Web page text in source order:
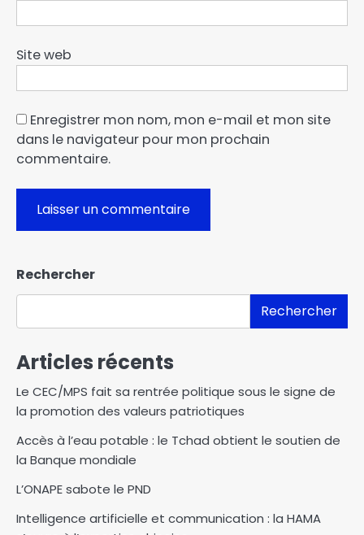
Site web
Enregistrer mon nom, mon e-mail et mon site
dans le navigateur pour mon prochain
commentaire.
Rechercher
Rechercher
Articles récents
Le CEC/MPS fait sa rentrée politique sous le signe de
la promotion des valeurs patriotiques
Accès à l’eau potable : le Tchad obtient le soutien de
la Banque mondiale
L’ONAPE sabote le PND
Intelligence artificielle et communication : la HAMA